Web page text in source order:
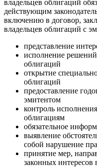
владельцев облигаций
действующим
включению в договор,
владельцев облигаций с
представление
исполнение
облигаций
открытие
облигаций
предоставление
эмитентом
контроль
облигациям
обязательное
выявление
собой нарушение
принятие мер,
законных интересов